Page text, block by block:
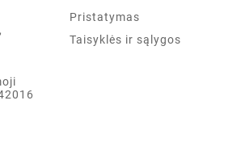
Pristatymas
Taisyklės ir sąlygos